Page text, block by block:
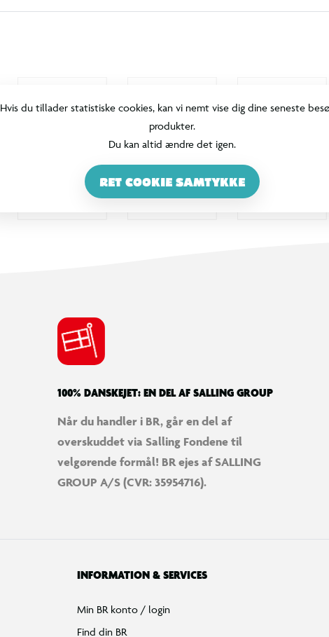
Hvis du tillader statistiske cookies, kan vi nemt vise dig dine seneste
produkter.
Du kan altid ændre det igen.
RET COOKIE SAMTYKKE
100% DANSKEJET: EN DEL AF SALLING GROUP
Når du handler i BR, går en del af
overskuddet via Salling Fondene til
velgørende formål! BR ejes af SALLING
GROUP A/S (CVR: 35954716).
INFORMATION & SERVICES
Min BR konto / login
Find din BR